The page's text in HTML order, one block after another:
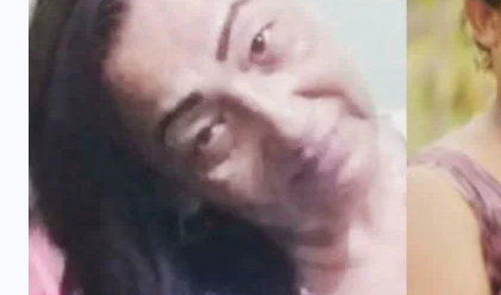
MARANHÃO POLÍCIA
Mulher joga drogas no vaso
sanitário; polícia apreende 3 kg e
prende mãe e filho
7 DE AGOSTO, 2026